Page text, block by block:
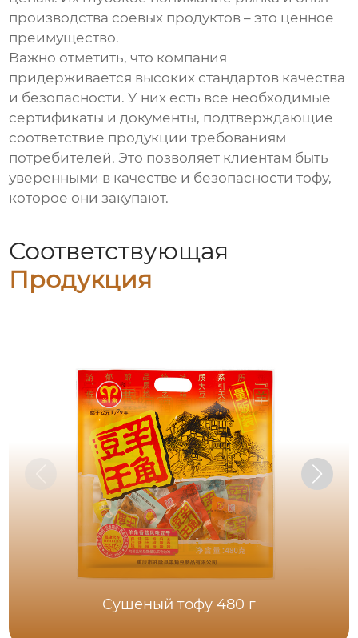
производства соевых продуктов – это ценное
преимущество.
Важно отметить, что компания
придерживается высоких стандартов качества
и безопасности. У них есть все необходимые
сертификаты и документы, подтверждающие
соответствие продукции требованиям
потребителей. Это позволяет клиентам быть
уверенными в качестве и безопасноститофу,
которое они закупают.
Соответствующая
Продукция
Сушеный тофу 480 г